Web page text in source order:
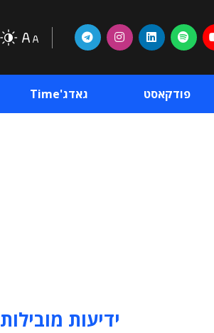
פודקאסט גאדג'Time
ידיעות מובילות